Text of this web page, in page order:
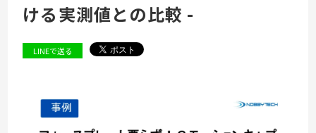
ける実測値との比較 -
LINEで送る